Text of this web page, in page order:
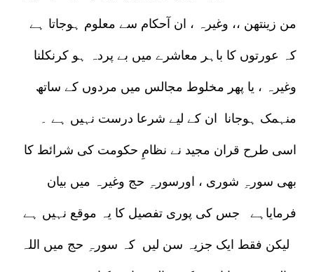
من زینتھن ،، وغیرہ ، ان آحکام سے معلوم ہوجاتا ہے
کہ عورتوں کا باہر معاشرے میں بے پردہ ہو کرنکلنا
وغیرہ ، یا پھر مخلوط مجالس میں مردوں کے ساتھ
منہمک ہوجانا ان کے لیے شرعا درست نہیں ہے ۔
اسی طرح قران مجید نے نظامِ حکومت کی شرائط کا
بھی سورہِ شوری ، اورسورہِ حج وغیرہ میں بیان
فرمایاہے جس کی پوری تفصیل کا یہ موقع نہیں ہے
لیکن فقط ایک جزیہ سن لیں کہ سورہِ حج میں اللہ